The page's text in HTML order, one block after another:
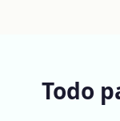
Todo